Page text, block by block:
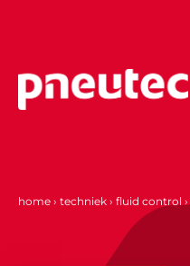
inhoud
home › techniek › fluid control ›